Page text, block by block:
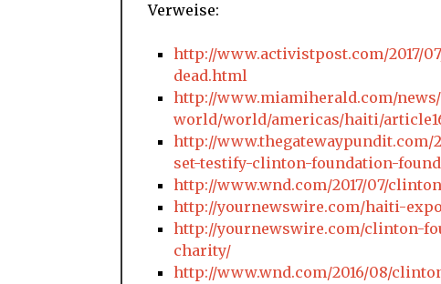
Verweise:
http://www.activistpost.com/2017/
dead.html
http://www.miamiherald.com/
world/world/americas/haiti/
http://
set-testify-clinton-foundation-
http://www.wnd.com/2017/07/
http://yournewswire.com/haiti-
http://yournewswire.com/clinton-
charity/
http://www.wnd.com/2016/08/